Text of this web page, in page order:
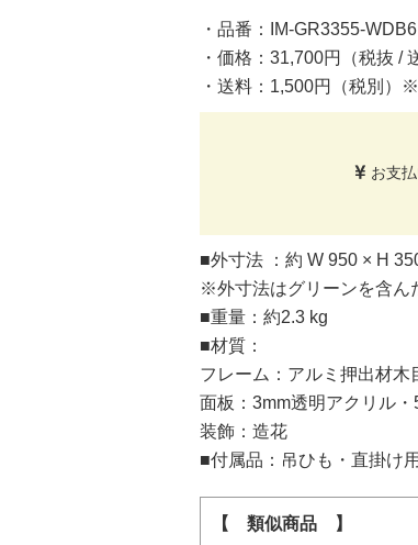
・品番：IM-GR3355-WDB6
・価格：31,700円（税抜 /
・送料：1,500円（税別）
お支
■外寸法 ：約 W 950 × H
※外寸法はグリーンを含ん
■重量：約2.3 kg
■材質：
フレーム：アルミ押出材木
面板：3mm透明アクリル
装飾：造花
■付属品：吊ひも・直掛け
【 類似商品 】